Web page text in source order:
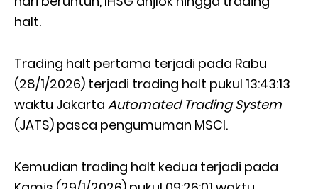
halt.
Trading halt pertama terjadi pada Rabu
(28/1/2026) terjadi trading halt pukul 13:43:13
waktu Jakarta Automated Trading System
(JATS) pasca pengumuman MSCI.
Kemudian trading halt kedua terjadi pada